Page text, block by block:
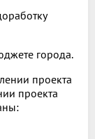
города.
проекта
проекта